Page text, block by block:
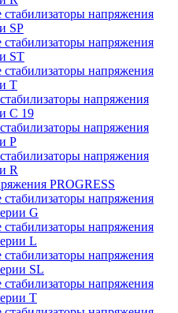
напряжения
SP
напряжения
ST
напряжения
T
напряжения
C 19
напряжения
P
напряжения
R
PROGRESS
напряжения
G
напряжения
L
напряжения
SL
напряжения
T